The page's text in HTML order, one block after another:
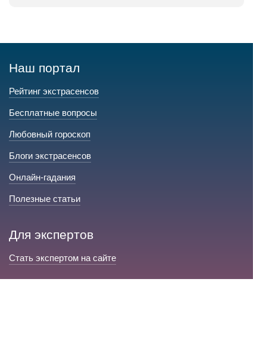
Наш портал
Рейтинг экстрасенсов
Бесплатные вопросы
Любовный гороскоп
Блоги экстрасенсов
Онлайн-гадания
Полезные статьи
Для экспертов
Стать экспертом на сайте